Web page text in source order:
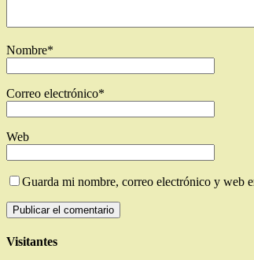
Nombre*
Correo electrónico*
Web
Guarda mi nombre, correo electrónico y web
Visitantes